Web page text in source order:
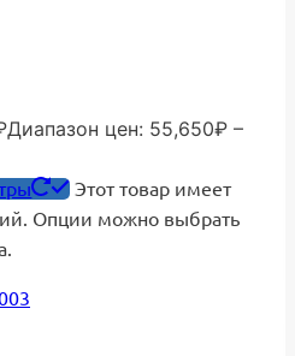
Диапазон цен: 55,650₽ –
Этот товар имеет
Опции можно выбрать